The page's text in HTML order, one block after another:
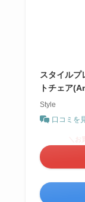
スタイル
トチェア
Style
口コミを